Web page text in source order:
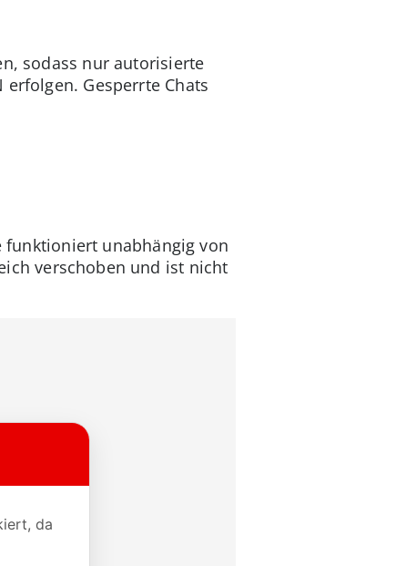
sodass nur autorisierte
Gesperrte Chats
funktioniert unabhängig von
verschoben und ist nicht